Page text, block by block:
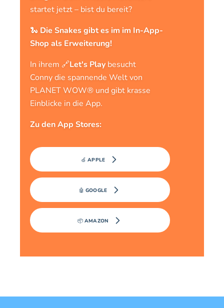
startet jetzt – bist du bereit?
🐍 Die Snakes gibt es im im In-App-
Shop als Erweiterung!
In ihrem 🔗Let's Play besucht
Conny die spannende Welt von
PLANET WOW® und gibt krasse
Einblicke in die App.
Zu den App Stores:
🍏 APPLE
🤖 GOOGLE
📦 AMAZON